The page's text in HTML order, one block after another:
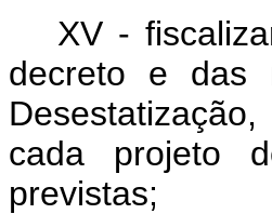
XV -
decreto e das
cada projeto
previstas;